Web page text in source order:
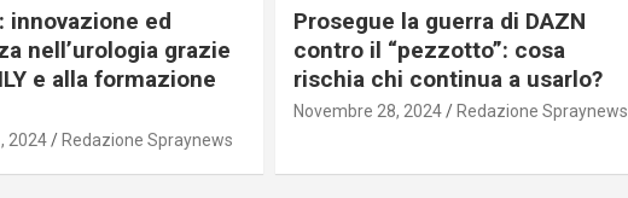
innovazione ed
nell’urologia grazie
e alla formazione
2024 Redazione Spraynews
Prosegue la guerra di DAZN
contro il “pezzotto”: cosa
rischia chi continua a usarlo?
Novembre 28, 2024 Redazione Spraynews